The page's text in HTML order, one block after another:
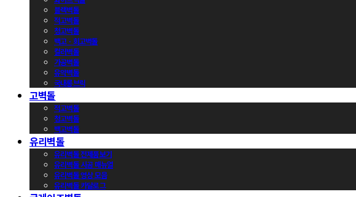
블랙벽돌
적고벽돌
청고벽돌
백고ㆍ회고벽돌
컬러벽돌
가공벽돌
유약벽돌
국내롱브릭
고벽돌
적고벽돌
청고벽돌
백고벽돌
유리벽돌
유리벽돌 전제품보기
유리벽돌 시공 매뉴얼
유리벽돌 영상 모음
유리벽돌 카달로그